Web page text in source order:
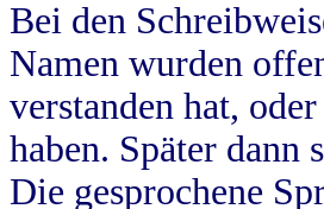
Bei den
Namen wurden
verstanden hat,
haben. Später dann
Die gesprochene